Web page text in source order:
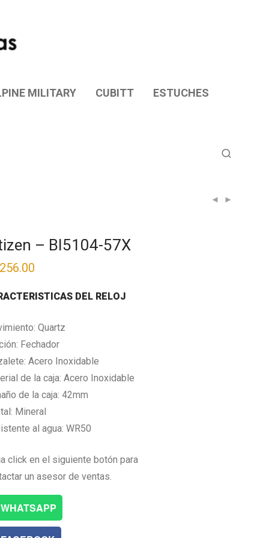
MILITARY CUBITT ESTUCHES
– BI5104-57X
DEL RELOJ
Quartz
Fechador
Acero Inoxidable
de la caja: Acero Inoxidable
de la caja: 42mm
Mineral
al agua: WR50
click en el siguiente botón para
un asesor de ventas.